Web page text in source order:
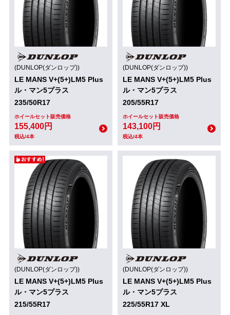
(DUNLOP(ダンロップ))
LE MANS V+(5+)LM5 Plus
ル・マン5プラス
235/50R17
ホイールセット販売価格
155,400円
税込/4本
(DUNLOP(ダンロップ))
LE MANS V+(5+)LM5 Plus
ル・マン5プラス
205/55R17
ホイールセット販売価格
143,100円
税込/4本
(DUNLOP(ダンロップ))
LE MANS V+(5+)LM5 Plus
ル・マン5プラス
215/55R17
(DUNLOP(ダンロップ))
LE MANS V+(5+)LM5 Plus
ル・マン5プラス
225/55R17 XL